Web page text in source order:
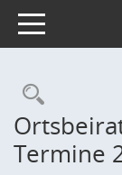
Toggle navigation
Termine